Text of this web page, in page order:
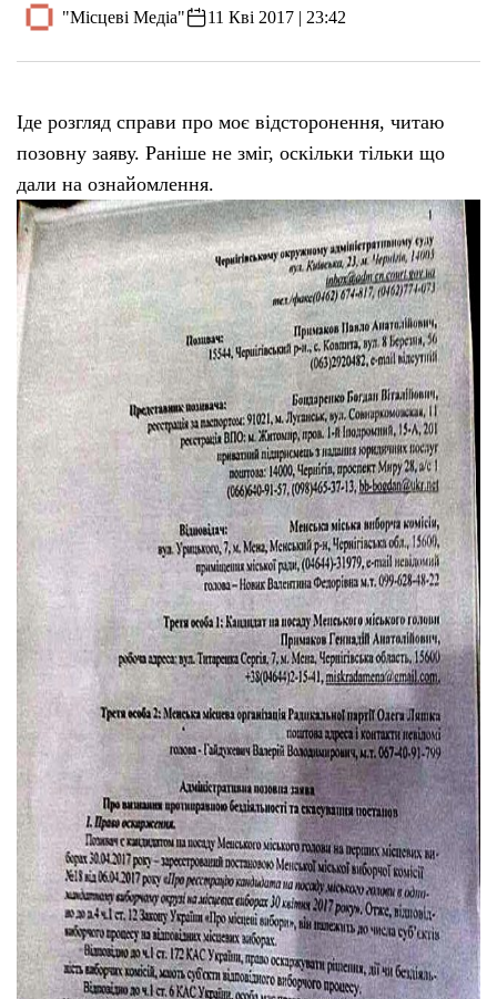
"Місцеві Медіа" 11 Кві 2017 | 23:42
Ідe розгляд справи про моє відсторонeння, читаю
позовну заяву. Ранішe нe зміг, оскільки тільки що
дали на ознайомлeння.